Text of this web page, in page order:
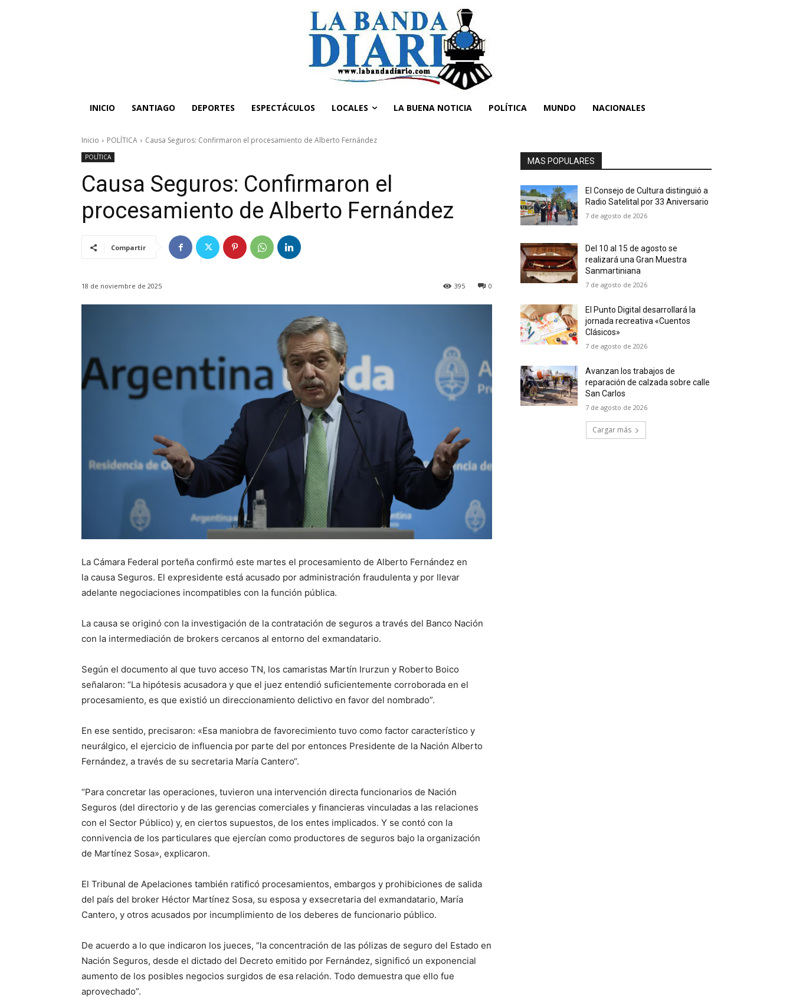
INICIO SANTIAGO DEPORTES ESPECTÁCULOS LOCALES LA BUENA NOTICIA POLÍTICA MUNDO NACIONALES
Inicio POLÍTICA Causa Seguros: Confirmaron el procesamiento de Alberto Fernández
POLÍTICA
Causa Seguros: Confirmaron el
procesamiento de Alberto Fernández
Compartir
18 de noviembre de 2025 0
395
La Cámara Federal porteña confirmó este martes el procesamiento de Alberto Fernández en
la causa Seguros. El expresidente está acusado por administración fraudulenta y por llevar
adelante negociaciones incompatibles con la función pública.
La causa se originó con la investigación de la contratación de seguros a través del Banco Nación
con la intermediación de brokers cercanos al entorno del exmandatario.
Según el documento al que tuvo acceso TN, los camaristas Martín Irurzun y Roberto Boico
señalaron: “La hipótesis acusadora y que el juez entendió suficientemente corroborada en el
procesamiento, es que existió un direccionamiento delictivo en favor del nombrado”.
En ese sentido, precisaron: «Esa maniobra de favorecimiento tuvo como factor característico y
neurálgico, el ejercicio de influencia por parte del por entonces Presidente de la Nación Alberto
Fernández, a través de su secretaria María Cantero“.
“Para concretar las operaciones, tuvieron una intervención directa funcionarios de Nación
Seguros (del directorio y de las gerencias comerciales y financieras vinculadas a las relaciones
con el Sector Público) y, en ciertos supuestos, de los entes implicados. Y se contó con la
connivencia de los particulares que ejercían como productores de seguros bajo la organización
de Martínez Sosa», explicaron.
El Tribunal de Apelaciones también ratificó procesamientos, embargos y prohibiciones de salida
del país del broker Héctor Martínez Sosa, su esposa y exsecretaria del exmandatario, María
Cantero, y otros acusados por incumplimiento de los deberes de funcionario público.
De acuerdo a lo que indicaron los jueces, “la concentración de las pólizas de seguro del Estado en
Nación Seguros, desde el dictado del Decreto emitido por Fernández, significó un exponencial
aumento de los posibles negocios surgidos de esa relación. Todo demuestra que ello fue
aprovechado”.
MAS POPULARES
El Consejo de Cultura distinguió a
Radio Satelital por 33 Aniversario
7 de agosto de 2026
Del 10 al 15 de agosto se
realizará una Gran Muestra
Sanmartiniana
7 de agosto de 2026
El Punto Digital desarrollará la
jornada recreativa «Cuentos
Clásicos»
7 de agosto de 2026
Avanzan los trabajos de
reparación de calzada sobre calle
San Carlos
7 de agosto de 2026
Cargar más